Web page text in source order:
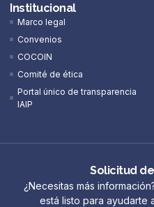
Institucional
Marco legal
Convenios
COCOIN
Comité de ética
Portal único de transparencia
IAIP
Solicitud
¿Necesitas más
está listo para ayudarte